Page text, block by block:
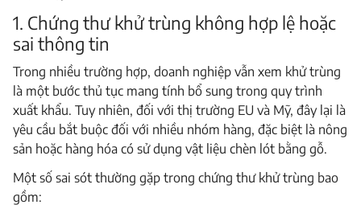
1. Chứng thư khử trùng không hợp lệ hoặc
sai thông tin
Trong nhiều trường hợp, doanh nghiệp vẫn xem khử trùng
là một bước thủ tục mang tính bổ sung trong quy trình
xuất khẩu. Tuy nhiên, đối với thị trường EU và Mỹ, đây lại là
yêu cầu bắt buộc đối với nhiều nhóm hàng, đặc biệt là nông
sản hoặc hàng hóa có sử dụng vật liệu chèn lót bằng gỗ.
Một số sai sót thường gặp trong chứng thư khử trùng bao
gồm: